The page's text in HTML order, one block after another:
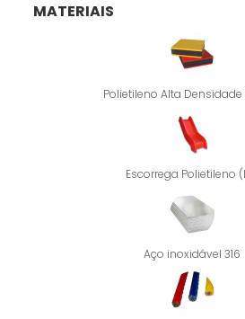
MATERIAIS
Polietileno Alta Densidade
Escorrega Polietileno
Aço inoxidável 316